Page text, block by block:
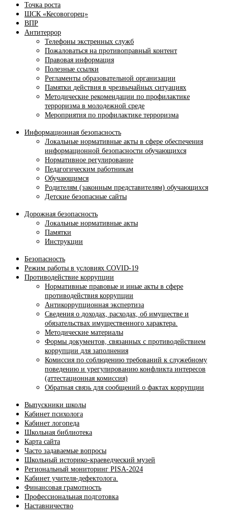
Точка роста
ШСК «Кесовогорец»
ВПР
Антитеррор
Телефоны экстренных служб
Пожаловаться на противоправный контент
Правовая информация
Полезные ссылки
Регламенты образовательной организации
Памятки действия в чрезвычайных ситуациях
Методические рекомендации по профилактике
терроризма в молодежной среде
Мероприятия по профилактике терроризма
Информационная безопасность
Локальные нормативные акты в сфере обеспечения
информационной безопасности обучающихся
Нормативное регулирование
Педагогическим работникам
Обучающимся
Родителям (законным представителям) обучающихся
Детские безопасные сайты
Дорожная безопасность
Локальные нормативные акты
Памятки
Инструкции
Безопасность
Режим работы в условиях COVID-19
Противодействие коррупции
Нормативные правовые и иные акты в сфере
противодействия коррупции
Антикоррупционная экспертиза
Сведения о доходах, расходах, об имуществе и
обязательствах имущественного характера.
Методические материалы
Формы документов, связанных с противодействием
коррупции для заполнения
Комиссия по соблюдению требований к служебному
поведению и урегулированию конфликта интересов
(аттестационная комиссия)
Обратная связь для сообщений о фактах коррупции
Выпускники школы
Кабинет психолога
Кабинет логопеда
Школьная библиотека
Карта сайта
Часто задаваемые вопросы
Школьный историко-краеведческий музей
Региональный мониторинг PISA-2024
Кабинет учителя-дефектолога.
Финансовая грамотность
Профессиональная подготовка
Наставничество